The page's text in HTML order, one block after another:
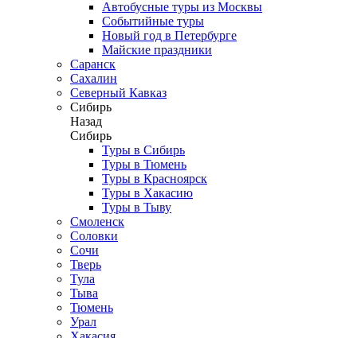
Автобусные туры из Москвы
Событийные туры
Новый год в Петербурге
Майские праздники
Саранск
Сахалин
Северный Кавказ
Сибирь
Назад
Сибирь
Туры в Сибирь
Туры в Тюмень
Туры в Красноярск
Туры в Хакасию
Туры в Тыву
Смоленск
Соловки
Сочи
Тверь
Тула
Тыва
Тюмень
Урал